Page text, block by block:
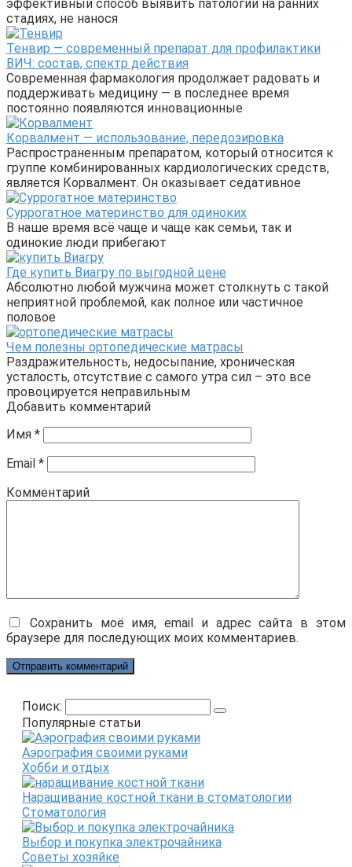
эффективный способ выявить патологии на ранних
стадиях, не нанося
Тенвир — современный препарат для профилактики
ВИЧ: состав, спектр действия
Современная фармакология продолжает радовать и
поддерживать медицину — в последнее время
постоянно появляются инновационные
Корвалмент — использование, передозировка
Распространенным препаратом, который относится к
группе комбинированных кардиологических средств,
является Корвалмент. Он оказывает седативное
Суррогатное материнство для одиноких
В наше время всё чаще и чаще как семьи, так и
одинокие люди прибегают
Где купить Виагру по выгодной цене
Абсолютно любой мужчина может столкнуть с такой
неприятной проблемой, как полное или частичное
половое
Чем полезны ортопедические матрасы
Раздражительность, недосыпание, хроническая
усталость, отсутствие с самого утра сил – это все
провоцируется неправильным
Добавить комментарий
Имя *
Email *
Комментарий
Сохранить моё имя, email и адрес сайта в этом
браузере для последующих моих комментариев.
Поиск:
Популярные статьи
Аэрография своими руками
Хобби и отдых
Наращивание костной ткани в стоматологии
Стоматология
Выбор и покупка электрочайника
Советы хозяйке